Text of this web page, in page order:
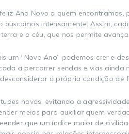
Ano Novo a quem
buscamos intensamente. Assim,
e o céu, que nos permite
um “Novo Ano” podemos crer e
a percorrer sendas e vias
a própria condição de
novas, evitando a
meios para auxiliar quem
que um índice maior de